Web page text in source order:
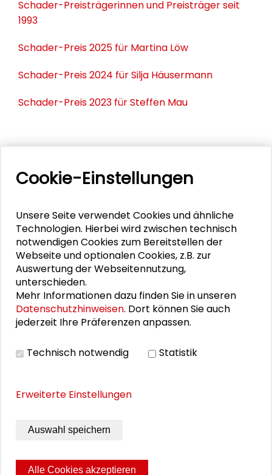
Schader-Preisträgerinnen und Preisträger seit
1993
Schader-Preis 2025 für Martina Löw
Schader-Preis 2024 für Silja Häusermann
Schader-Preis 2023 für Steffen Mau
Christine Landfried
Nicole Deitelhoff
Otfried Jarren
Christoph Möllers
Dorothea Kübler
Armin Nassehi
Lisa Herzog
Silja Häusermann
Martina Löw
Cookie-Einstellungen
Unsere Seite verwendet Cookies und ähnliche
Technologien. Hierbei wird zwischen technisch
notwendigen Cookies zum Bereitstellen der
Webseite und optionalen Cookies, z.B. zur
Auswertung der Webseitennutzung,
unterschieden.
Mehr Informationen dazu finden Sie in unseren
Datenschutzhinweisen. Dort können Sie auch
jederzeit Ihre Präferenzen anpassen.
Technisch notwendig Statistik
Erweiterte Einstellungen
Auswahl speichern
Alle Cookies akzeptieren